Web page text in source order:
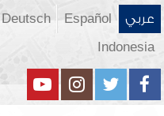
عربي Español
Deutsch
Indonesia